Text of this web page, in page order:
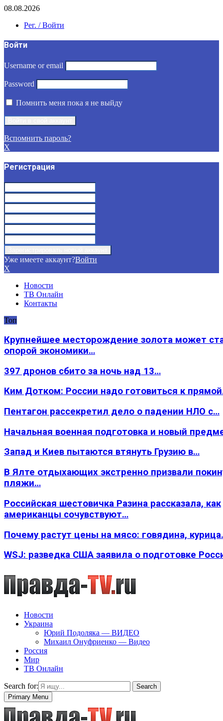
08.08.2026
Рег. / Войти
Войти
Username or email
Password
Помнить меня пока я не выйду
Вспомнить пароль?
X
Регистрация
Уже имеете аккаунт?Войти
X
Новости
ТВ Онлайн
Контакты
Топ
Крупнейшее месторождение золота может
опорой экономики…
397 дронов сбито за ночь над 13…
Ким Дотком: России надо готовиться к
Пентагон рассекретил дело о падении НЛО с…
Начальная военная подготовка и новый
Запад и Киев пытаются втянуть Грузию в…
В Ялте отдыхающих экстренно призвали
пляжи…
Российская шестовичка Разина рассказала, как
американцы сочувствуют…
Почему растут цены на мясо: говядина,
WSJ: разведка США заявила о подготовке
Новости
Украина
Юрий Подоляка — ВИДЕО
Михаил Онуфриенко — Видео
Россия
Мир
ТВ Онлайн
Search for:
Search
Primary Menu